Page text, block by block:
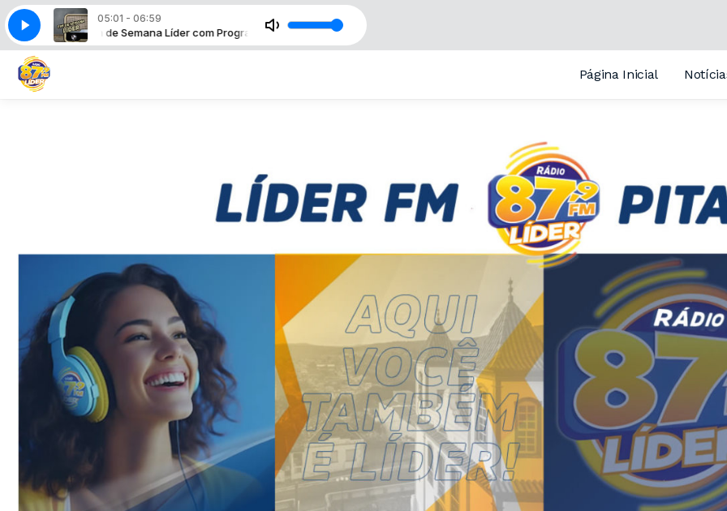
05:01 - 06:59
Fim de Semana Líder com Programação AutomáticaFim de Semana Líder com Programação Automática
Página Inicial